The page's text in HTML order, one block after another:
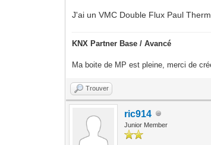
J'ai un VMC Double Flux Paul
KNX Partner Base / Avancé
Ma boite de MP est pleine, merci de
Trouver
ric914
Junior Member